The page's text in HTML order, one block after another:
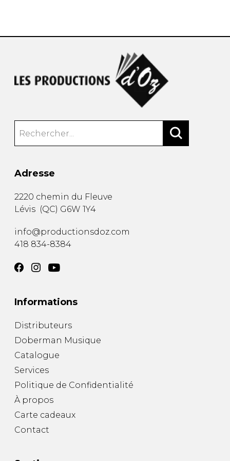
Adresse
2220 chemin du Fleuve
Lévis (QC) G6W 1Y4
info@productionsdoz.com
418 834-8384
Informations
Distributeurs
Doberman Musique
Catalogue
Services
Politique de Confidentialité
À propos
Carte cadeaux
Contact